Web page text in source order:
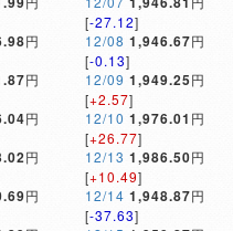
円
円
円
円
円
[-27.12]
12/08 1,946.67円
[-0.13]
12/09 1,949.25円
[+2.57]
12/10 1,976.01 円
[+26.77]
12/13 1,986.50円
[+10.49]
12/14 1,948.87円
[-37.63]